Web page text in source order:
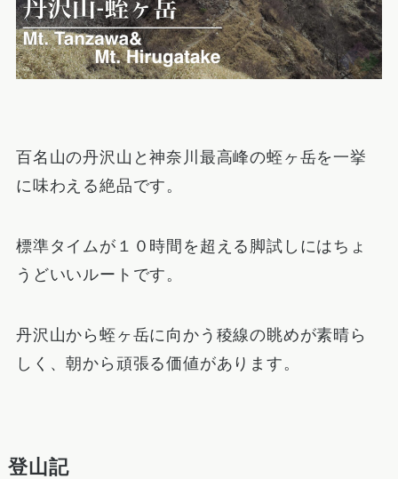
百名山の丹沢山と神奈川最高峰の蛭ヶ岳を一挙
に味わえる絶品です。
標準タイムが１０時間を超える脚試しにはちょ
うどいいルートです。
丹沢山から蛭ヶ岳に向かう稜線の眺めが素晴ら
しく、朝から頑張る価値があります。
登山記